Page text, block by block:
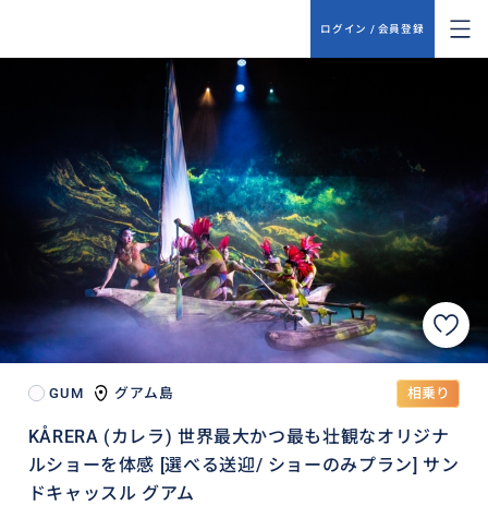
ログイン / 会員登録
GUM グアム島 相乗り
KÅRERA (カレラ) 世界最大かつ最も壮観なオリジナ
ルショーを体感 [選べる送迎/ ショーのみプラン] サン
ドキャッスル グアム